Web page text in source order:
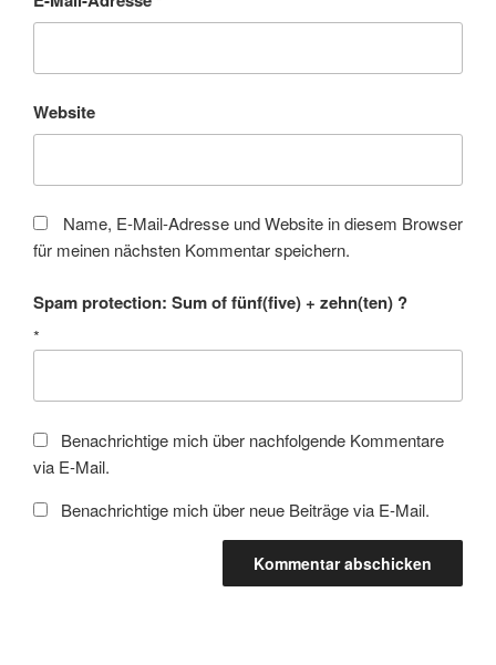
Website
Name, E-Mail-Adresse und Website in diesem Browser
für meinen nächsten Kommentar speichern.
Spam protection: Sum of fünf(five) + zehn(ten) ?
*
Benachrichtige mich über nachfolgende Kommentare
via E-Mail.
Benachrichtige mich über neue Beiträge via E-Mail.